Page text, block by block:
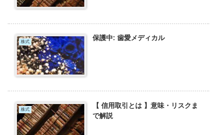
株式 保護中: 歯愛メディカル
株式
【 信用取引とは 】意味・リスクま
で解説